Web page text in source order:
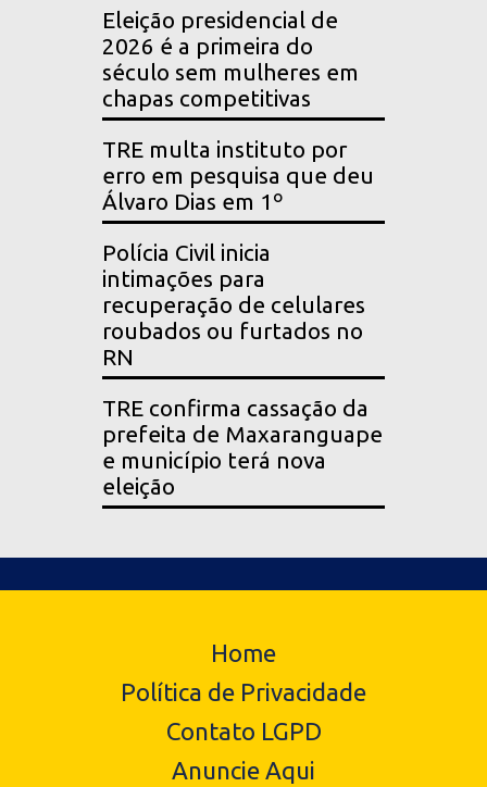
Eleição presidencial de
2026 é a primeira do
século sem mulheres em
chapas competitivas
TRE multa instituto por
erro em pesquisa que deu
Álvaro Dias em 1º
Polícia Civil inicia
intimações para
recuperação de celulares
roubados ou furtados no
RN
TRE confirma cassação da
prefeita de Maxaranguape
e município terá nova
eleição
Home
Política de Privacidade
Contato LGPD
Anuncie Aqui